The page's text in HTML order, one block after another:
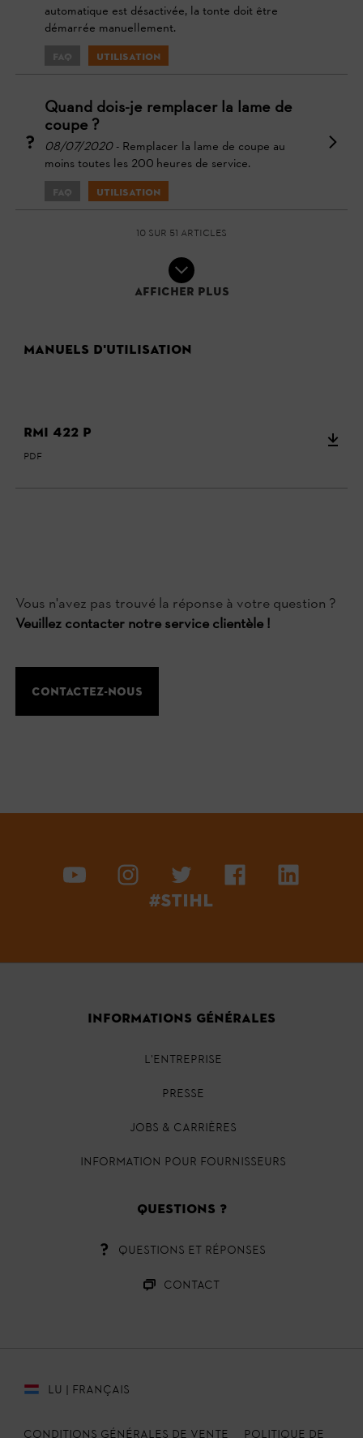
automatique est désactivée, la tonte doit être
démarrée manuellement.
FAQ Utilisation
Quand dois-je remplacer la lame de
coupe ?
08/07/2020- Remplacer la lame de coupe au
moins toutes les 200 heures de service.
FAQ Utilisation
10 sur 51 articles
Afficher plus
Manuels d'utilisation
RMI 422 P
PDF
Vous n'avez pas trouvé la réponse à votre question ?
Veuillez contacter notre service clientèle !
Contactez-nous
#STIHL
INFORMATIONS GÉNÉRALES
L'ENTREPRISE
PRESSE
JOBS & CARRIÈRES
INFORMATION POUR FOURNISSEURS
QUESTIONS ?
QUESTIONS ET RÉPONSES
CONTACT
LU | FRANÇAIS
CONDITIONS GÉNÉRALES DE VENTE POLITIQUE DE